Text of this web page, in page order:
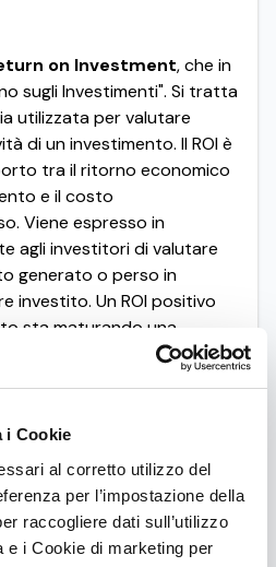
i Cookie
al corretto utilizzo del
per l’impostazione della
raccogliere dati sull’utilizzo
e i Cookie di marketing per
on Investment, che in
sugli Investimenti". Si tratta
utilizzata per valutare
di un investimento. Il ROI è
tra il ritorno economico
e il costo
Viene espresso in
agli investitori di valutare
generato o perso in
investito. Un ROI positivo
sta maturando una
mentre un ROI negativo
nel 2022, Euro 10.000
di un aumento di
ad una valutazione pari
sostenuto spese
del veicolo di